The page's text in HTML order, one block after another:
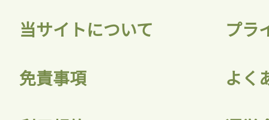
当サイトについて プラ
免責事項 よく